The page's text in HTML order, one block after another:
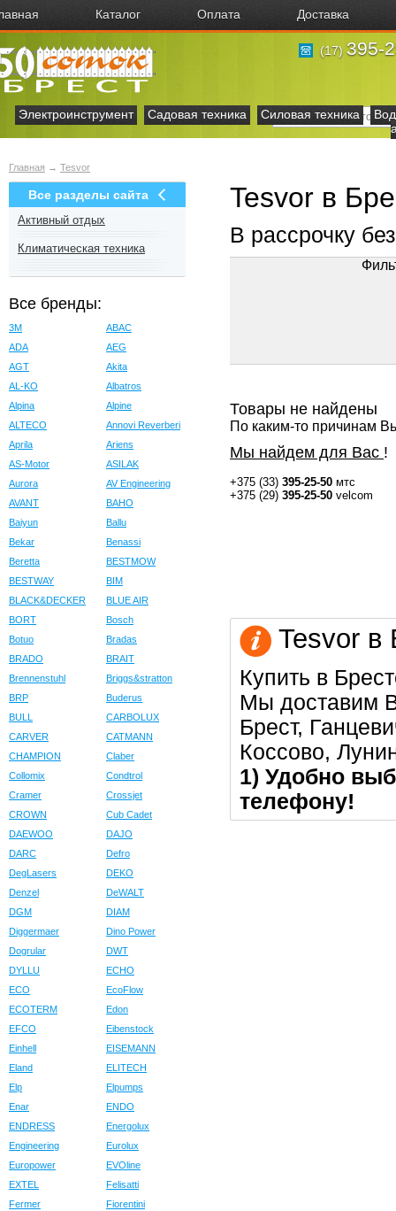
Каталог Оплата Доставка
(17) 395-
Электроинструмент Садовая техника Силовая техника
Главная → Tesvor
Все разделы сайта
Активный отдых
Климатическая техника
Все бренды:
3M
ABAC
ADA
AEG
AGT
Akita
AL-KO
Albatros
Alpina
Alpine
ALTECO
Annovi Reverberi
Aprila
Ariens
AS-Motor
ASILAK
Aurora
AV Engineering
AVANT
BAHO
Baiyun
Ballu
Bekar
Benassi
Beretta
BESTMOW
BESTWAY
BIM
BLACK&DECKER
BLUE AIR
BORT
Bosch
Botuo
Bradas
BRADO
BRAIT
Brennenstuhl
Briggs&stratton
BRP
Buderus
BULL
CARBOLUX
CARVER
CATMANN
CHAMPION
Claber
Collomix
Condtrol
Cramer
Crossjet
CROWN
Cub Cadet
DAEWOO
DAJO
DARC
Defro
DegLasers
DEKO
Denzel
DeWALT
DGM
DIAM
Diggermaer
Dino Power
Dogrular
DWT
DYLLU
ECHO
ECO
EcoFlow
ECOTERM
Edon
EFCO
Eibenstock
Einhell
EISEMANN
Eland
ELITECH
Elp
Elpumps
Enar
ENDO
ENDRESS
Energolux
Engineering
Eurolux
Europower
EVOline
EXTEL
Felisatti
Fermer
Fiorentini
Tesvor в
В рассрочку
Товары не найдены
По каким-то причинам
Мы найдем для Вас !
+375 (33) 395-25-50 мтс
+375 (29) 395-25-50 velcom
Tesvor в
Купить в
Мы доставим
Брест,
Коссово,
1) Удобно
телефону!